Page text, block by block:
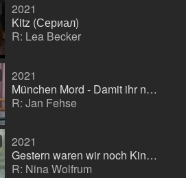
2021
Kitz (Сериал)
R: Lea Becker
2021
München Mord - Damit ihr nachts ruhig schlafen könnt (ТВ-фильм (серия))
R: Jan Fehse
2021
Gestern waren wir noch Kinder (Мини-сериал)
R: Nina Wolfrum